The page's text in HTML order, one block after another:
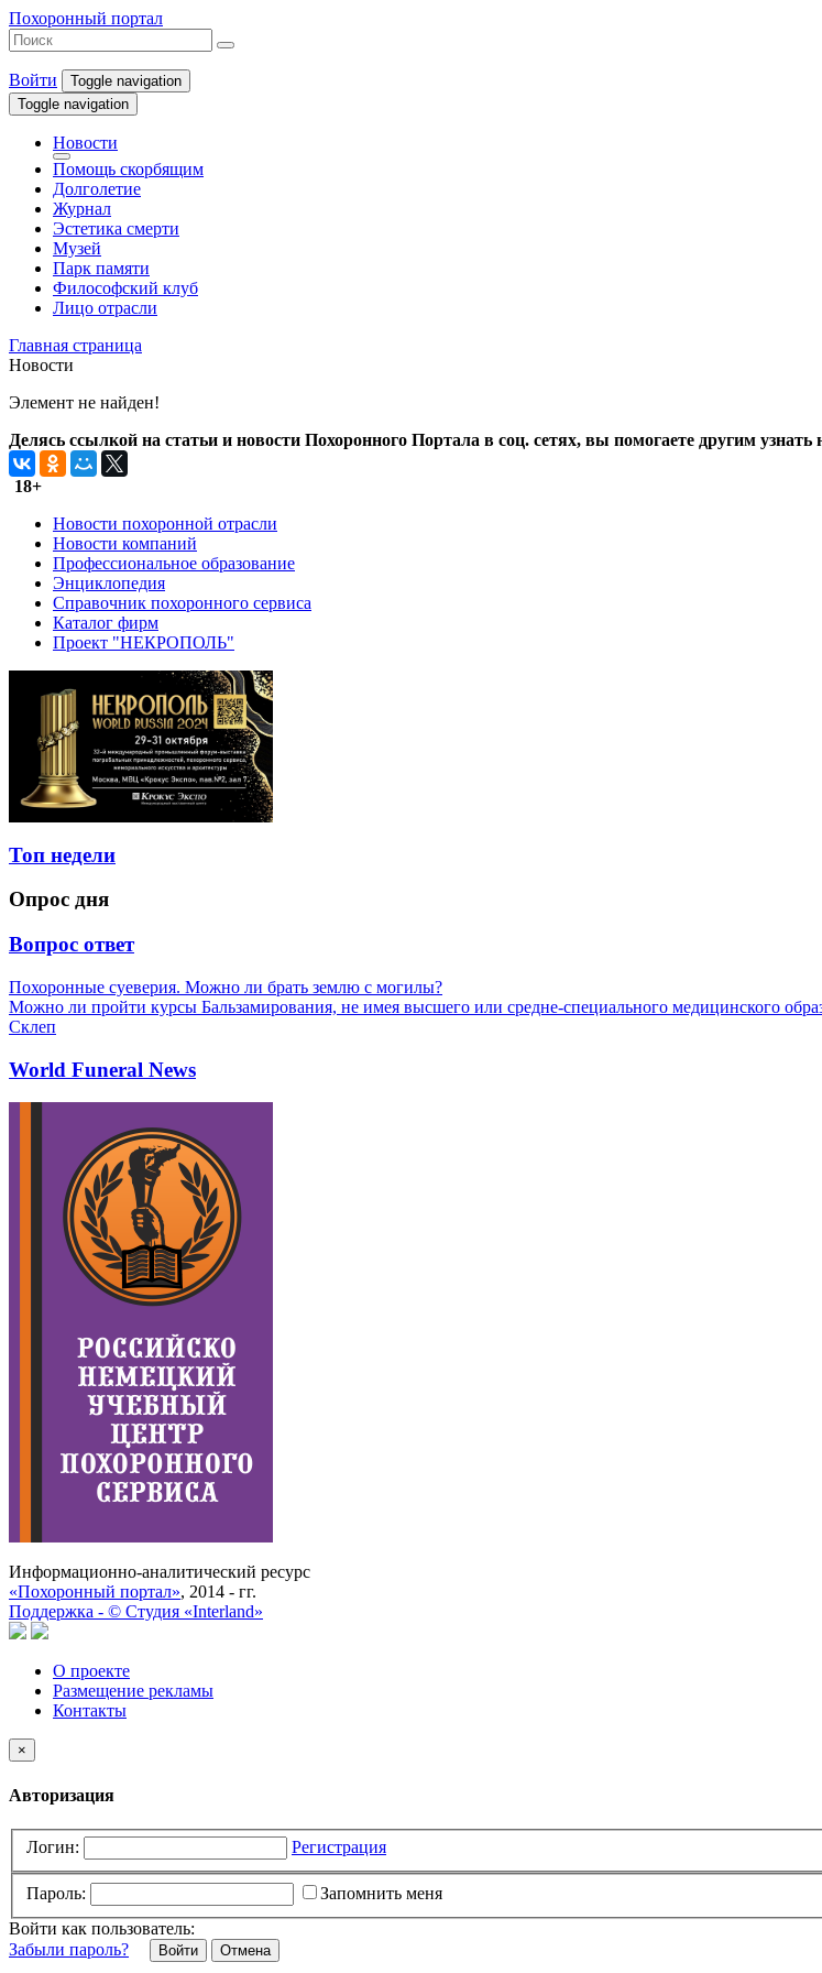
Похоронный портал
Войти
Toggle navigation
Toggle navigation
Новости
Помощь скорбящим
Долголетие
Журнал
Эстетика смерти
Музей
Парк памяти
Философский клуб
Лицо отрасли
Главная страница
Новости
Элемент не найден!
Делясь ссылкой на статьи и новости Похоронного Портала в соц. сетях, вы помогаете другим узнать
18+
Новости похоронной отрасли
Новости компаний
Профессиональное образование
Энциклопедия
Справочник похоронного сервиса
Каталог фирм
Проект "НЕКРОПОЛЬ"
Топ недели
Опрос дня
Вопрос ответ
Похоронные суеверия. Можно ли брать землю с могилы?
Можно ли пройти курсы Бальзамирования, не имея высшего или средне-специального медицинского
Склеп
World Funeral News
Информационно-аналитический ресурс
«Похоронный портал», 2014 - гг.
Поддержка - © Cтудия «Interland»
О проекте
Размещение рекламы
Контакты
×
Авторизация
Логин: Регистрация
Пароль:
Запомнить меня
Войти как пользователь:
Забыли пароль?
Отмена